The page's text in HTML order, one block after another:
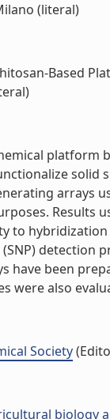
(literal)
Based
platform
solid
arrays
Results
to
detection
have been
were also
Society
biology